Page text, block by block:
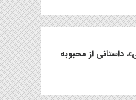
داستانی از محبوبه